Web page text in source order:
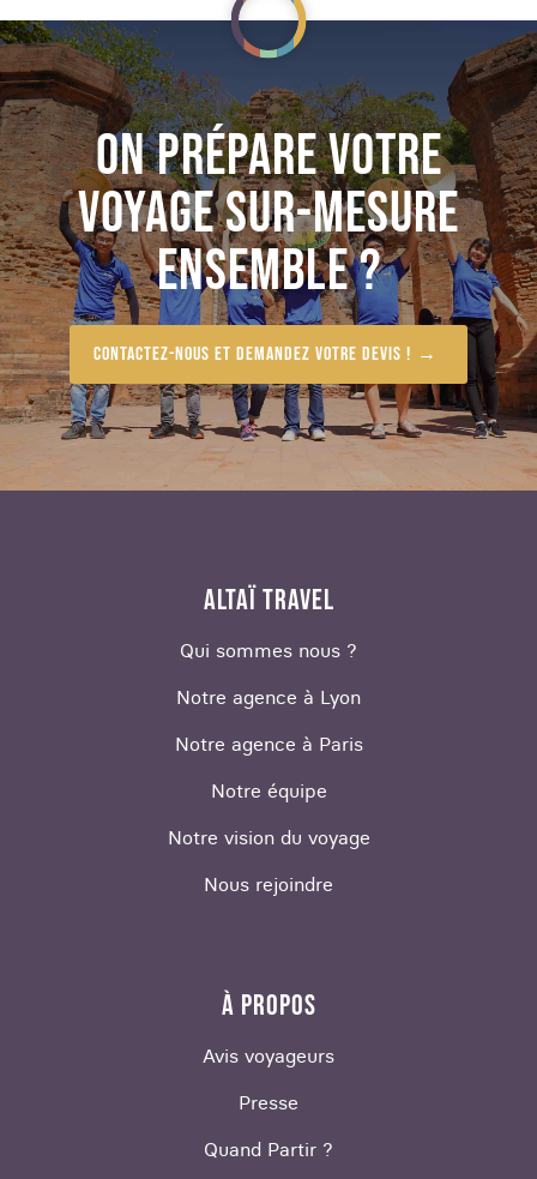
ON PRÉPARE VOTRE
VOYAGE SUR-MESURE
ENSEMBLE ?
Contactez-nous et demandez votre devis !
ALTAÏ TRAVEL
Qui sommes nous ?
Notre agence à Lyon
Notre agence à Paris
Notre équipe
Notre vision du voyage
Nous rejoindre
À PROPOS
Avis voyageurs
Presse
Quand Partir ?